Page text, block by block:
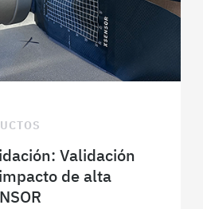
Validación
de alta